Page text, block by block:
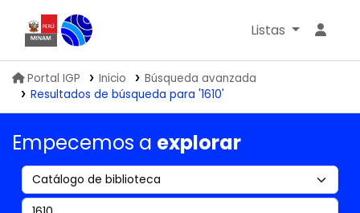
Biblioteca IGP
Listas
Portal IGP Inicio
Búsqueda avanzada
Resultados de búsqueda para '1610'
Empecemos a explorar